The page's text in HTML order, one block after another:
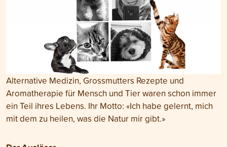
Alternative Medizin, Grossmutters Rezepte und
Aromatherapie für Mensch und Tier waren schon immer
ein Teil ihres Lebens. Ihr Motto: «Ich habe gelernt, mich
mit dem zu heilen, was die Natur mir gibt.»